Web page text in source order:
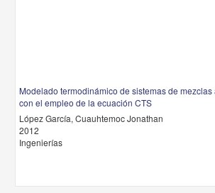
Modelado termodinámico de sistemas de
con el empleo de la ecuación CTS
López García, Cuauhtemoc Jonathan
2012
Ingenierías